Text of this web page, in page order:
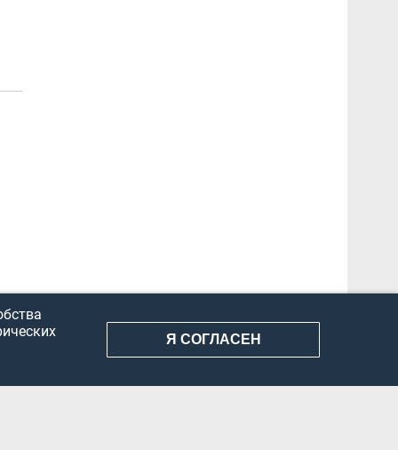
КОНФИДЕНЦИАЛЬНОСТЬ ДОКУМЕНТЫ
Я СОГЛАСЕН